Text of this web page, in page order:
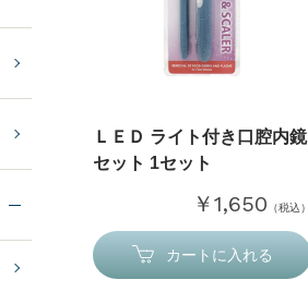
ＬＥＤ ライト付き口腔内鏡
セット 1セット
￥1,650 （税込）
カートに入れる